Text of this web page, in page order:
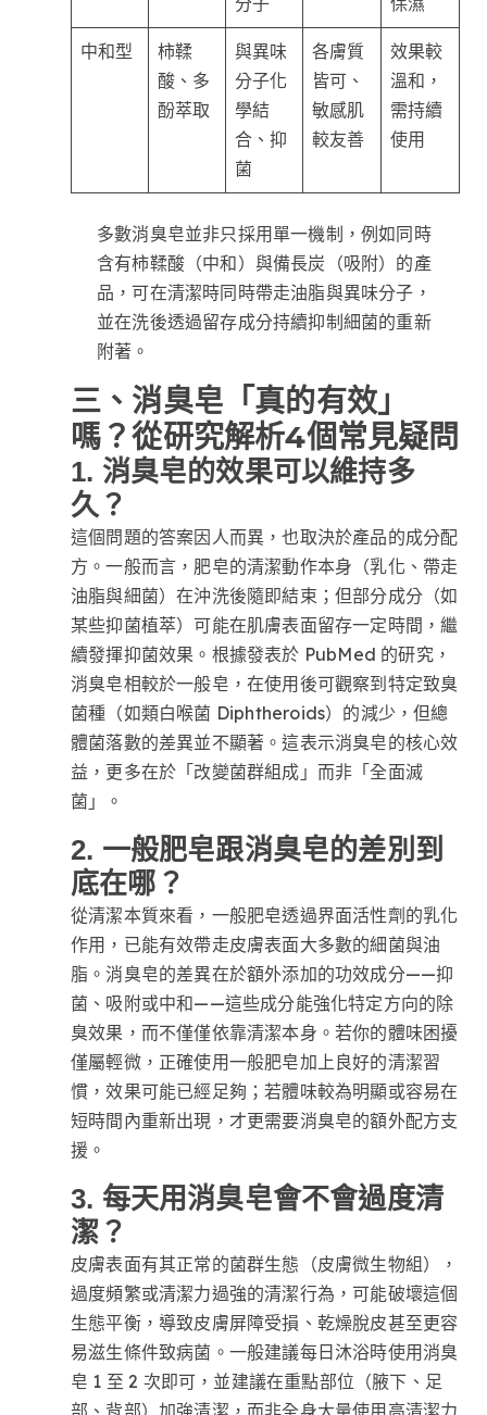
中和型
柿鞣
酸、多
酚萃取
與異味
分子化
學結
合、抑
菌
各膚質
皆可、
敏感肌
較友善
效果較
溫和，
需持續
使用
多數消臭皂並非只採用單一機制，例如同時
含有柿鞣酸（中和）與備長炭（吸附）的產
品，可在清潔時同時帶走油脂與異味分子，
並在洗後透過留存成分持續抑制細菌的重新
附著。
三、消臭皂「真的有效」
嗎？從研究解析4個常見疑問
1. 消臭皂的效果可以維持多
久？
這個問題的答案因人而異，也取決於產品的成分配
方。一般而言，肥皂的清潔動作本身（乳化、帶走
油脂與細菌）在沖洗後隨即結束；但部分成分（如
某些抑菌植萃）可能在肌膚表面留存一定時間，繼
續發揮抑菌效果。根據發表於 PubMed 的研究，
消臭皂相較於一般皂，在使用後可觀察到特定致臭
菌種（如類白喉菌 Diphtheroids）的減少，但總
體菌落數的差異並不顯著。這表示消臭皂的核心效
益，更多在於「改變菌群組成」而非「全面滅
菌」。
2. 一般肥皂跟消臭皂的差別到
底在哪？
從清潔本質來看，一般肥皂透過界面活性劑的乳化
作用，已能有效帶走皮膚表面大多數的細菌與油
脂。消臭皂的差異在於額外添加的功效成分——抑
菌、吸附或中和——這些成分能強化特定方向的除
臭效果，而不僅僅依靠清潔本身。若你的體味困擾
僅屬輕微，正確使用一般肥皂加上良好的清潔習
慣，效果可能已經足夠；若體味較為明顯或容易在
短時間內重新出現，才更需要消臭皂的額外配方支
援。
3. 每天用消臭皂會不會過度清
潔？
皮膚表面有其正常的菌群生態（皮膚微生物組），
過度頻繁或清潔力過強的清潔行為，可能破壞這個
生態平衡，導致皮膚屏障受損、乾燥脫皮甚至更容
易滋生條件致病菌。一般建議每日沐浴時使用消臭
皂 1 至 2 次即可，並建議在重點部位（腋下、足
部、背部）加強清潔，而非全身大量使用高清潔力